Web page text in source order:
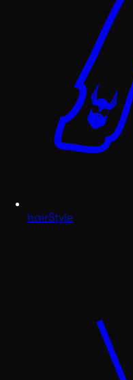
hairStyle